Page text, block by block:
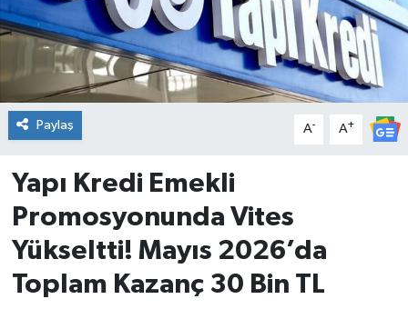
Paylaş A- A+
Yapı Kredi Emekli
Promosyonunda Vites
Yükseltti! Mayıs 2026’da
Toplam Kazanç 30 Bin TL
Erdek
Gömeç
Gönen
KENT GÜNDEMİ
Kepsut